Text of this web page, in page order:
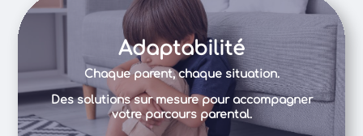
Adaptabilité
Chaque parent, chaque situation.
Des solutions sur mesure pour accompagner
votre parcours parental.